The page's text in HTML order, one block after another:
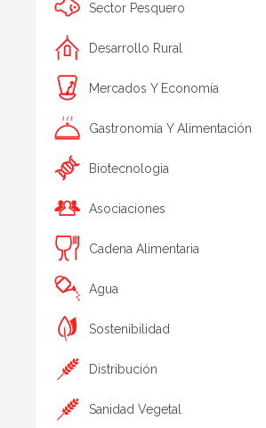
Sector Pesquero
Desarrollo Rural
Mercados Y Economía
Gastronomía Y Alimentación
Biotecnologia
Asociaciones
Cadena Alimentaria
Agua
Sostenibilidad
Distribución
Sanidad Vegetal